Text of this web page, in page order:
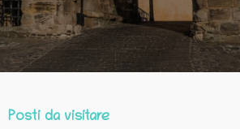
Posti da visitare